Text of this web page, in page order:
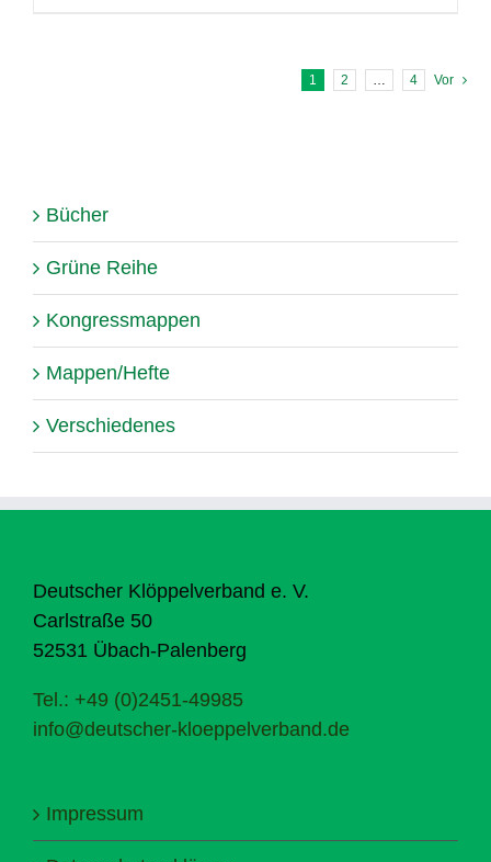
1 2 4 Vor
Bücher
Grüne Reihe
Kongressmappen
Mappen/Hefte
Verschiedenes
Deutscher Klöppelverband e. V.
Carlstraße 50
52531 Übach-Palenberg
Tel.: +49 (0)2451-49985
info@deutscher-kloeppelverband.de
Impressum